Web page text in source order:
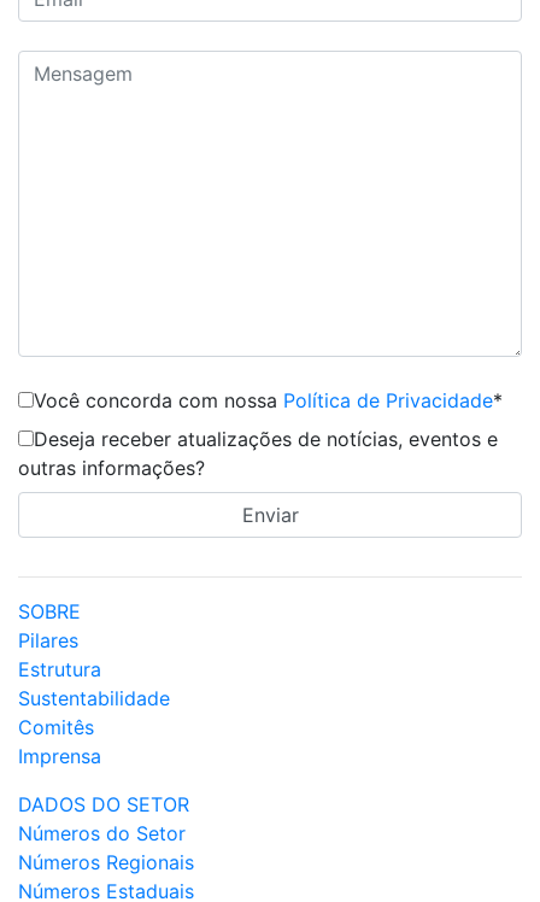
Você concorda com nossa Política de Privacidade*
Deseja receber atualizações de notícias, eventos e
outras informações?
SOBRE
Pilares
Estrutura
Sustentabilidade
Comitês
Imprensa
DADOS DO SETOR
Números do Setor
Números Regionais
Números Estaduais